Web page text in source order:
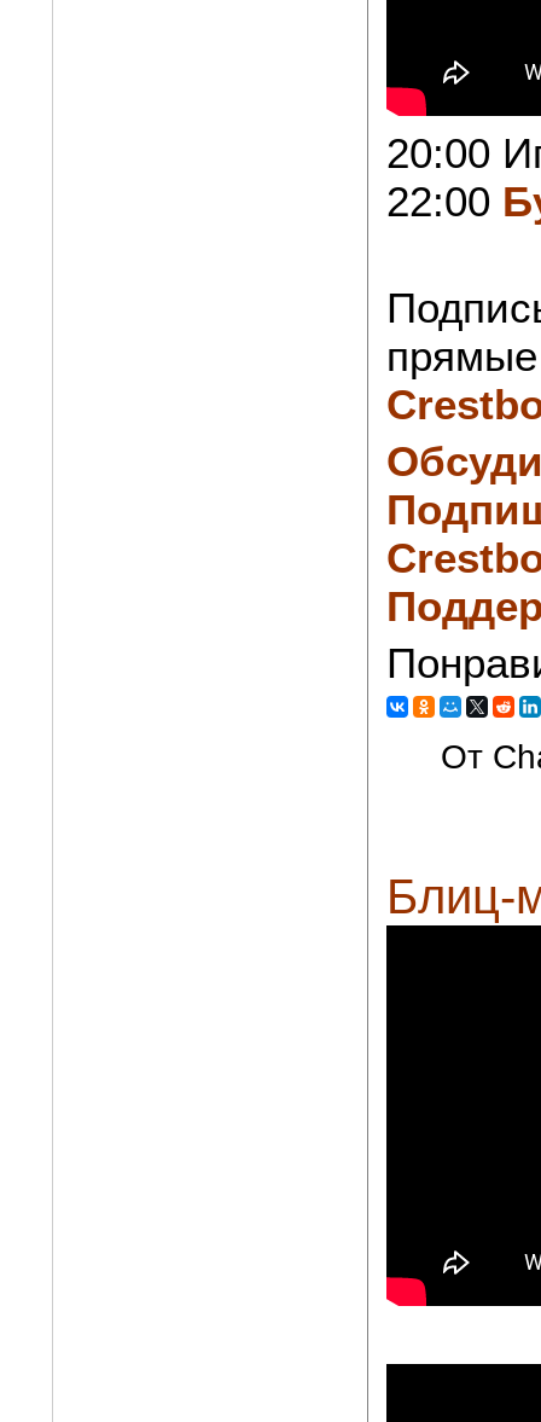
20:00
22:00
прямые
От
Блиц-